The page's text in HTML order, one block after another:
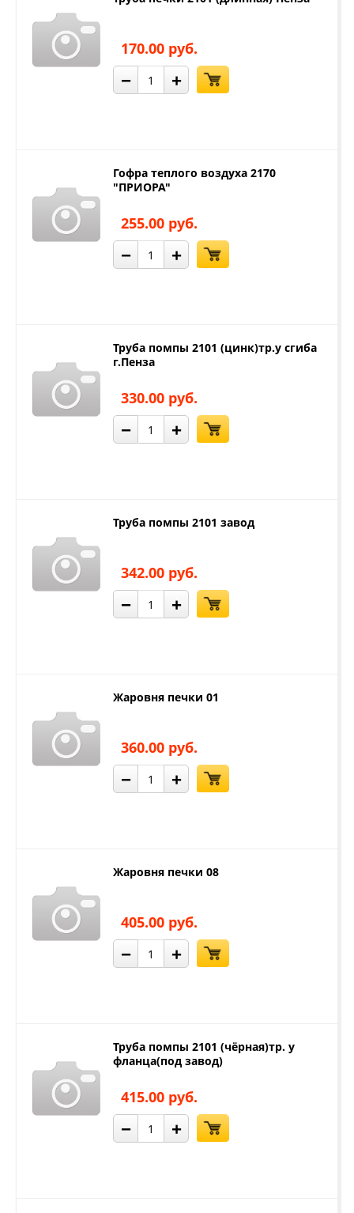
170.00 руб.
− +
Гофра теплого воздуха 2170
"ПРИОРА"
255.00 руб.
− +
Труба помпы 2101 (цинк)тр.у сгиба
г.Пенза
330.00 руб.
− +
Труба помпы 2101 завод
342.00 руб.
− +
Жаровня печки 01
360.00 руб.
− +
Жаровня печки 08
405.00 руб.
− +
Труба помпы 2101 (чёрная)тр. у
фланца(под завод)
415.00 руб.
− +